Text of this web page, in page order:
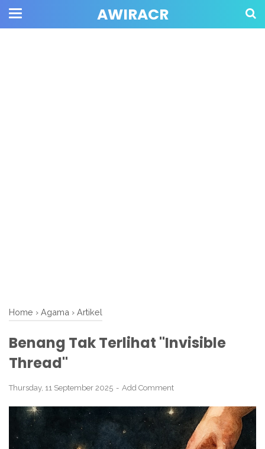
AWIRACR
Home › Agama › Artikel
Benang Tak Terlihat "Invisible
Thread"
Thursday, 11 September 2025 Add Comment